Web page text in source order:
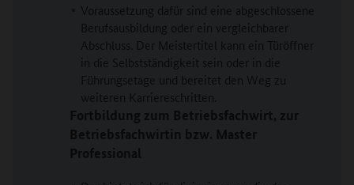
Voraussetzung dafür sind eine abgeschlossene
Berufsausbildung oder ein vergleichbarer
Abschluss. Der Meistertitel kann ein Türöffner
in die Selbstständigkeit sein oder in die
Führungsetage und bereitet den Weg zu
weiteren Karriereschritten.
Fortbildung zum Betriebsfachwirt, zur
Betriebsfachwirtin bzw. Master
Professional